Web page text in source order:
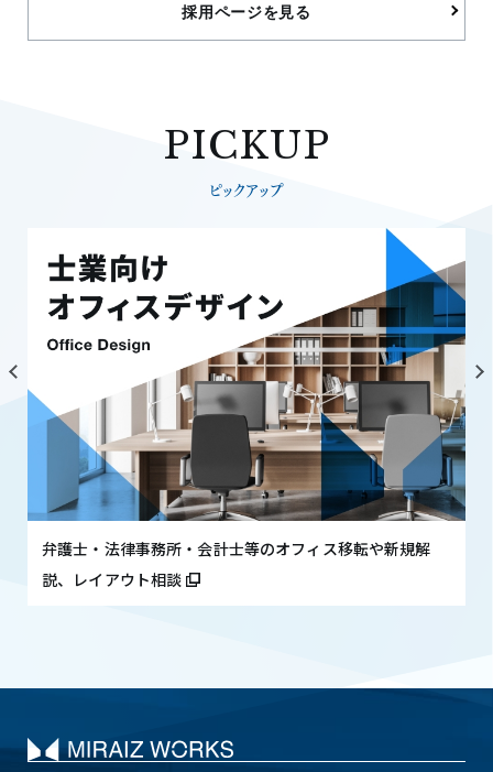
採用ページを見る
PICKUP
ピックアップ
弁護士・法律事務所・会計士等のオフィス移転や新規解
説、レイアウト相談